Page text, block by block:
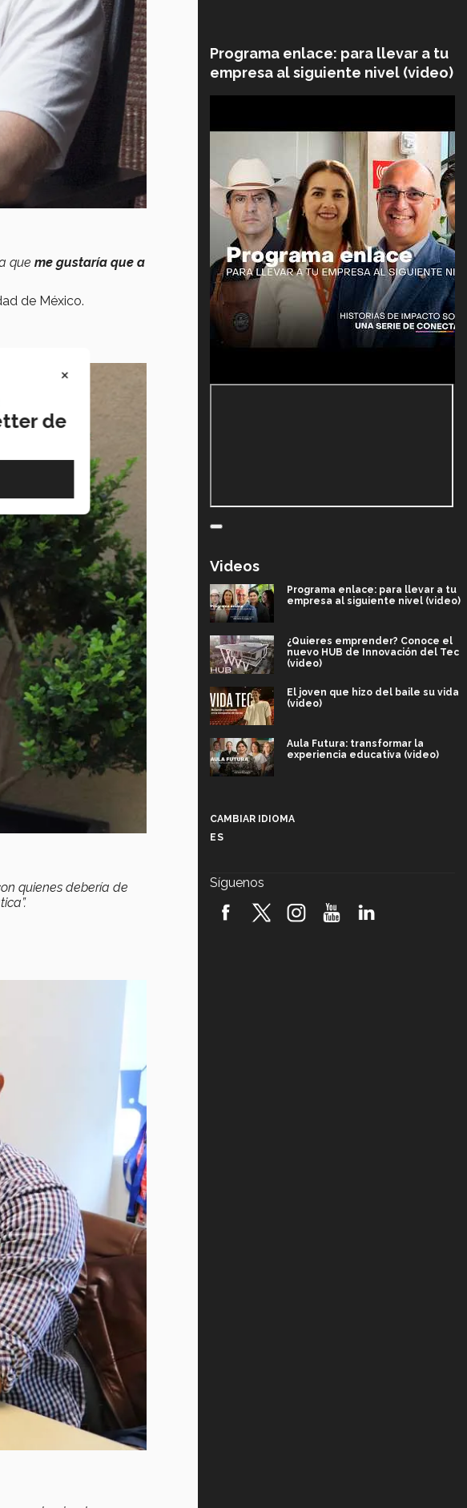
que me gustaría que a
de México.
quienes debería de
Programa enlace: para llevar a tu
empresa al siguiente nivel (video)
Videos
Programa enlace: para llevar a tu
empresa al siguiente nivel (video)
¿Quieres emprender? Conoce el
nuevo HUB de Innovación del Tec
(video)
El joven que hizo del baile su vida
(video)
Aula Futura: transformar la
experiencia educativa (video)
robótica FIRST 2026! (video)
CAMBIAR IDIOMA
ES
Síguenos
×
de